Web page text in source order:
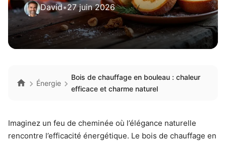
David•27 juin 2026
Énergie
Bois de chauffage en bouleau : chaleur
efficace et charme naturel
Imaginez un feu de cheminée où l’élégance naturelle
rencontre l’efficacité énergétique. Le bois de chauffage en